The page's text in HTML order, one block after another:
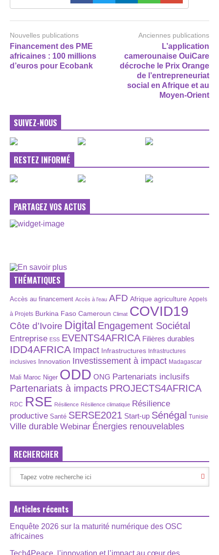
Nouvelles publications
Financement des PME
africaines : 100 millions
d’euros pour Ecobank
Anciennes publications
L’application
camerounaise OuiCare
décroche le Prix Orange
de l’entrepreneuriat
social en Afrique et au
Moyen-Orient
SUIVEZ-NOUS
RESTEZ INFORMÉ
PARTAGEZ VOS ACTUS
THÉMATIQUES
Accès au financement Accès à l’eau AFD Afrique agriculture Appels
à Projets Burkina Faso Cameroun Climat COVID19
Côte d'Ivoire Digital Engagement Sociétal
Entreprise ESS EVENTS4AFRICA Filières durables
IDD4AFRICA Impact Infrastructures Infrastructures
inclusives Innovation Investissement à impact Madagascar
Mali Maroc Niger ODD ONG Partenariats inclusifs
Partenariats à impacts PROJECTS4AFRICA
RDC RSE Résilience Résilience climatique Résilience
productive Santé SERSE2021 Start-up Sénégal Tunisie
Ville durable Webinar Énergies renouvelables
RECHERCHER
Articles récents
Enquête 2026 sur la maturité numérique des OSC
africaines